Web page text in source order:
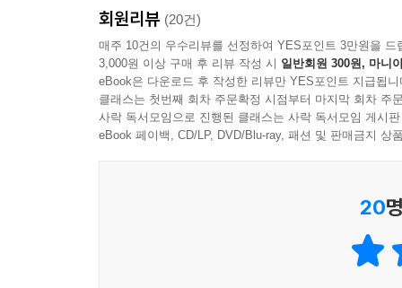
노하우를 하나하나 곱씹어보자. 어느새 글쓰기
느껴질지 모른다. 긴 시간 투자하기 어려운 사람
첫술에 배부를 수 없다
내가 할 수 있는 글부터 시작해보자
지식과 직접 겪은 실패담을 기록해 카카오 브런
시작한다. 문체 역시, 옆 사람에게 들려주듯 대
회원리뷰 (20건)
매주 10건의 우수리뷰를 선정하여 YES포인트 3만원을 드
3,000원 이상 구매 후 리뷰 작성 시 일반회원 300원, 마니
eBook은 다운로드 후 작성한 리뷰만 YES포인트 지급됩니
클래스는 첫번째 회차 주문확정 시점부터 마지막 회차 주
사락 독서모임으로 진행된 클래스는 사락 독서모임 게시
eBook 페이백, CD/LP, DVD/Blu-ray, 패션 및 판매금지 상
20